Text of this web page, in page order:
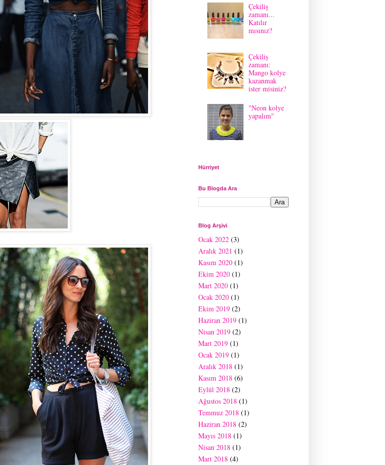
Çekiliş
zamanı...
Katılır
mısınız?
Çekiliş
zamanı:
Mango kolye
kazanmak
ister misiniz?
"Neon kolye
yapalım"
Hürriyet
Bu Blogda Ara
Blog Arşivi
Ocak 2022 (3)
Aralık 2021 (1)
Kasım 2020 (1)
Ekim 2020 (1)
Mart 2020 (1)
Ocak 2020 (1)
Ekim 2019 (2)
Haziran 2019 (1)
Nisan 2019 (2)
Mart 2019 (1)
Ocak 2019 (1)
Aralık 2018 (1)
Kasım 2018 (6)
Eylül 2018 (2)
Ağustos 2018 (1)
Temmuz 2018 (1)
Haziran 2018 (2)
Mayıs 2018 (1)
Nisan 2018 (1)
Mart 2018 (4)